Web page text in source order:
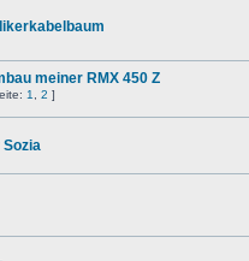
meiner RMX 450 Z
1 2 ]
Sozia